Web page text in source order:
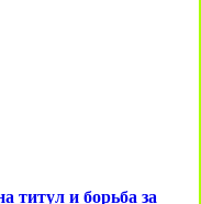
титул и борьба за